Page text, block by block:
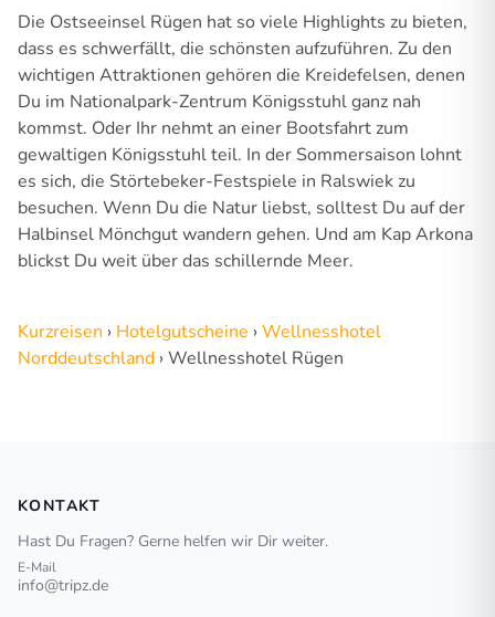
Die Ostseeinsel Rügen hat so viele Highlights zu bieten,
dass es schwerfällt, die schönsten aufzuführen. Zu den
wichtigen Attraktionen gehören die Kreidefelsen, denen
Du im Nationalpark-Zentrum Königsstuhl ganz nah
kommst. Oder Ihr nehmt an einer Bootsfahrt zum
gewaltigen Königsstuhl teil. In der Sommersaison lohnt
es sich, die Störtebeker-Festspiele in Ralswiek zu
besuchen. Wenn Du die Natur liebst, solltest Du auf der
Halbinsel Mönchgut wandern gehen. Und am Kap Arkona
blickst Du weit über das schillernde Meer.
Kurzreisen › Hotelgutscheine ›Wellnesshotel
Norddeutschland ›Wellnesshotel Rügen
KONTAKT
Hast Du Fragen? Gerne helfen wir Dir weiter.
E-Mail
info@tripz.de